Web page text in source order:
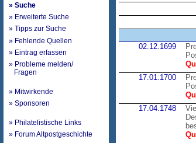
» Suche
» Erweiterte Suche
» Tipps zur Suche
» Fehlende Quellen
» Eintrag erfassen
» Probleme melden/
Fragen
» Mitwirkende
» Sponsoren
» Philatelistische Links
» Forum Altpostgeschichte
02.12.1699
17.01.1700
17.04.1748